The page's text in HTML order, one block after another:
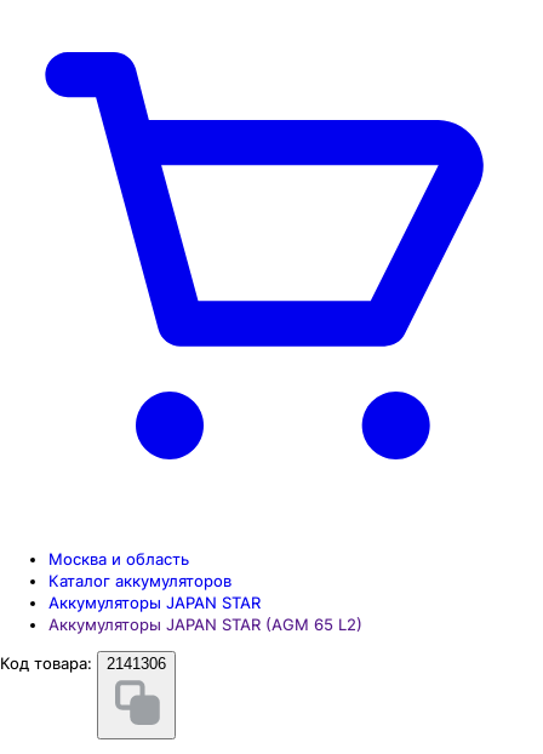
Москва и область
Каталог аккумуляторов
Аккумуляторы JAPAN STAR
Аккумуляторы JAPAN STAR (AGM 65 L2)
Код товара:
2141306